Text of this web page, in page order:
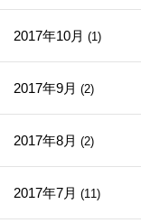
2017年10月 (1)
2017年9月 (2)
2017年8月 (2)
2017年7月 (11)